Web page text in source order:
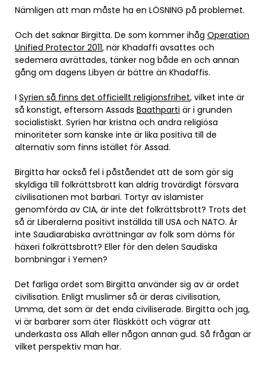
Nämligen att man måste ha en LÖSNING på problemet.
Och det saknar Birgitta. De som kommer ihåg Operation
Unified Protector 2011, när Khadaffi avsattes och
sedemera avrättades, tänker nog både en och annan
gång om dagens Libyen är bättre än Khadaffis.
I Syrien så finns det officiellt religionsfrihet, vilket inte är
så konstigt, eftersom Assads Baathparti är i grunden
socialistiskt. Syrien har kristna och andra religiösa
minoriteter som kanske inte är lika positiva till de
alternativ som finns istället för Assad.
Birgitta har också fel i påståendet att de som gör sig
skyldiga till folkrättsbrott kan aldrig trovärdigt försvara
civilisationen mot barbari. Tortyr av islamister
genomförda av CIA, är inte det folkrättsbrott? Trots det
så är Liberalerna positivt inställda till USA och NATO. Är
inte Saudiarabiska avrättningar av folk som döms för
häxeri folkrättsbrott? Eller för den delen Saudiska
bombningar i Yemen?
Det farliga ordet som Birgitta använder sig av är ordet
civilisation. Enligt muslimer så är deras civilisation,
Umma, det som är det enda civiliserade. Birgitta och jag,
vi är barbarer som äter fläskkött och vägrar att
underkasta oss Allah eller någon annan gud. Så frågan är
vilket perspektiv man har.